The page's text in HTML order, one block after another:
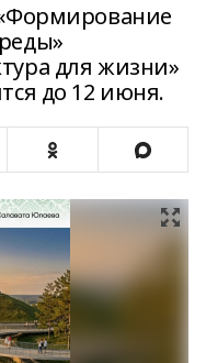
для жизни»
до 12 июня.